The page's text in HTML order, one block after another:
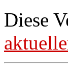
Diese